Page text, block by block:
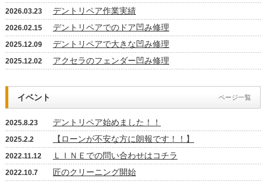
2026.03.23 デントリペア作業実績
2026.02.15 デントリペアでのドア凹み修理
2025.12.09 デントリペアで大きな凹み修理
2025.12.02 アクセラのフェンダー凹み修理
イベント ページ一覧
2025.8.23 デントリペア始めました！！
2025.2.2 【ローンが不安な方に朗報です！！】
2022.11.12 ＬＩＮＥでの問い合わせはコチラ
2022.10.7 匠のクリーニング開始